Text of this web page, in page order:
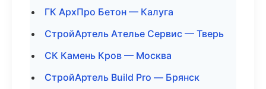
ГК АрхПро Бетон — Калуга
СтройАртель Ателье Сервис — Тверь
СК Камень Кров — Москва
СтройАртель Build Pro — Брянск